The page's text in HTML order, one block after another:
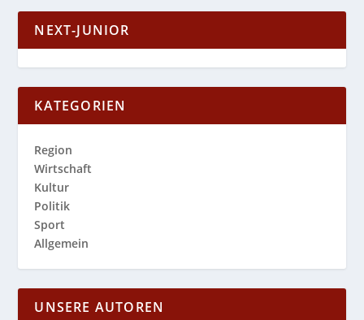
NEXT-JUNIOR
KATEGORIEN
Region
Wirtschaft
Kultur
Politik
Sport
Allgemein
UNSERE AUTOREN